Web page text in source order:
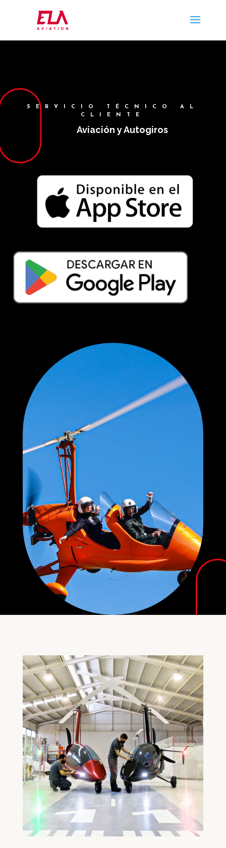
SERVICIO TÉCNICO AL
CLIENTE
Aviación y Autogiros